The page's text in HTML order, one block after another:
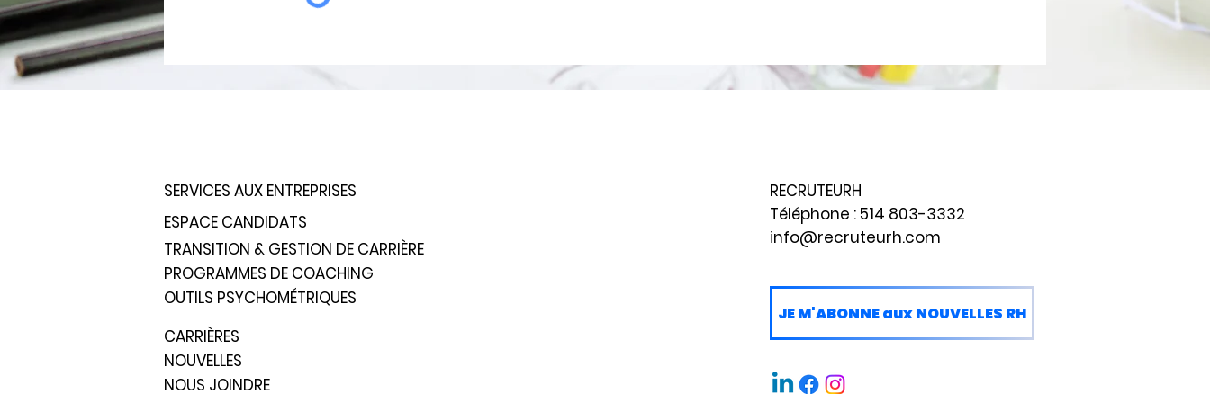
SERVICES AUX ENTREPRISES
ESPACE CANDIDATS
TRANSITION & GESTION DE CARRIÈRE
RECRUTEURH
Téléphone : 514 803-3332
info@recruteurh.com
PROGRAMMES DE COACHING
OUTILS PSYCHOMÉTRIQUES
CARRIÈRES
NOUVELLES
NOUS JOINDRE
JE M'ABONNE aux NOUVELLES RH